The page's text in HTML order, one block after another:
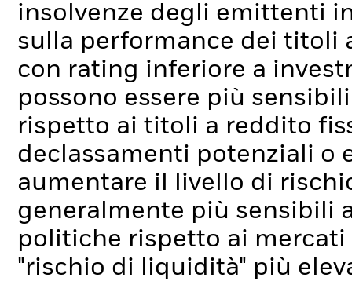
insolvenze degli emittenti
sulla performance dei titoli
con rating inferiore a
possono essere più
rispetto ai titoli a reddito
declassamenti potenziali o
aumentare il livello di
generalmente più sensibili
politiche rispetto ai
"rischio di liquidità" più